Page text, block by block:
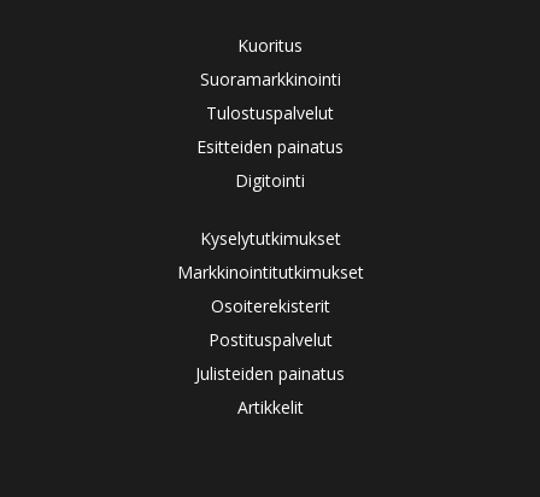
Kuoritus
Suoramarkkinointi
Tulostuspalvelut
Esitteiden painatus
Digitointi
Kyselytutkimukset
Markkinointitutkimukset
Osoiterekisterit
Postituspalvelut
Julisteiden painatus
Artikkelit